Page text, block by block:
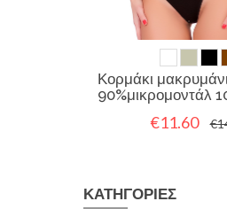
Κορμάκι
90%μικρομοντάλ
€11.60
ΚΑΤΗΓΟΡΙΕΣ